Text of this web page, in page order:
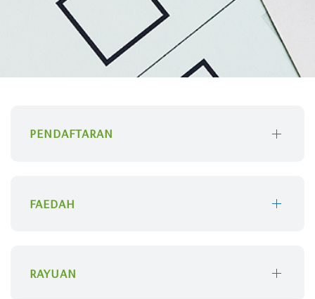
PENDAFTARAN
FAEDAH
RAYUAN